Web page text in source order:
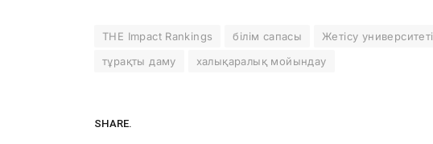
THE Impact Rankings білім сапасы Жетісу университеті
тұрақты даму
халықаралық мойындау
SHARE.